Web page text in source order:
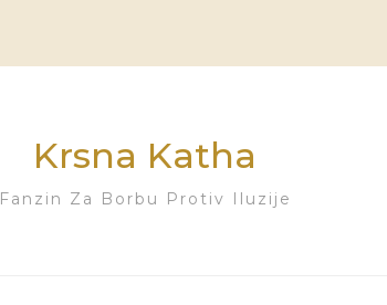
Krsna Katha
Fanzin Za Borbu Protiv Iluzije